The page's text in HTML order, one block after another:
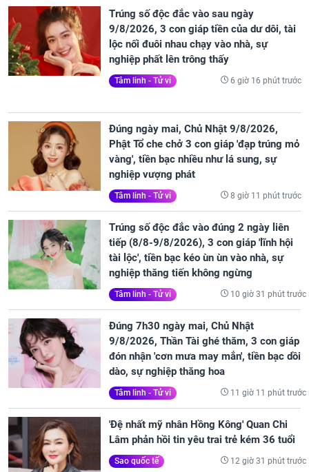
Trúng số độc đắc vào sau ngày
9/8/2026, 3 con giáp tiền của dư dôi, tài
lộc nối đuôi nhau chạy vào nhà, sự
nghiệp phất lên trông thấy
Tâm linh - Tử vi 6 giờ 16 phút trước
Đúng ngày mai, Chủ Nhật 9/8/2026,
Phật Tổ che chở 3 con giáp 'đạp trúng mỏ
vàng', tiền bạc nhiều như lá sung, sự
nghiệp vượng phát
Tâm linh - Tử vi 8 giờ 11 phút trước
Trúng số độc đắc vào đúng 2 ngày liên
tiếp (8/8-9/8/2026), 3 con giáp 'lĩnh hội
tài lộc', tiền bạc kéo ùn ùn vào nhà, sự
nghiệp thăng tiến không ngừng
Tâm linh - Tử vi 10 giờ 31 phút trước
Đúng 7h30 ngày mai, Chủ Nhật
9/8/2026, Thần Tài ghé thăm, 3 con giáp
đón nhận 'cơn mưa may mắn', tiền bạc dồi
dào, sự nghiệp thăng hoa
Tâm linh - Tử vi 11 giờ 11 phút trước
'Đệ nhất mỹ nhân Hồng Kông' Quan Chi
Lâm phản hồi tin yêu trai trẻ kém 36 tuổi
Sao quốc tế 12 giờ 31 phút trước